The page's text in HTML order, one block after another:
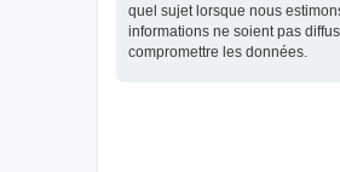
quel sujet lorsque nous
informations ne soient pas
compromettre les données.